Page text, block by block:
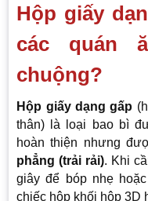
Hộp giấy
các quán
chuộng?
Hộp giấy dạng gấp
thân) là loại bao bì
hoàn thiện nhưng
phẳng (trải rải). Khi
giây để bóp nhẹ
chiếc hộp khối hộp 3D